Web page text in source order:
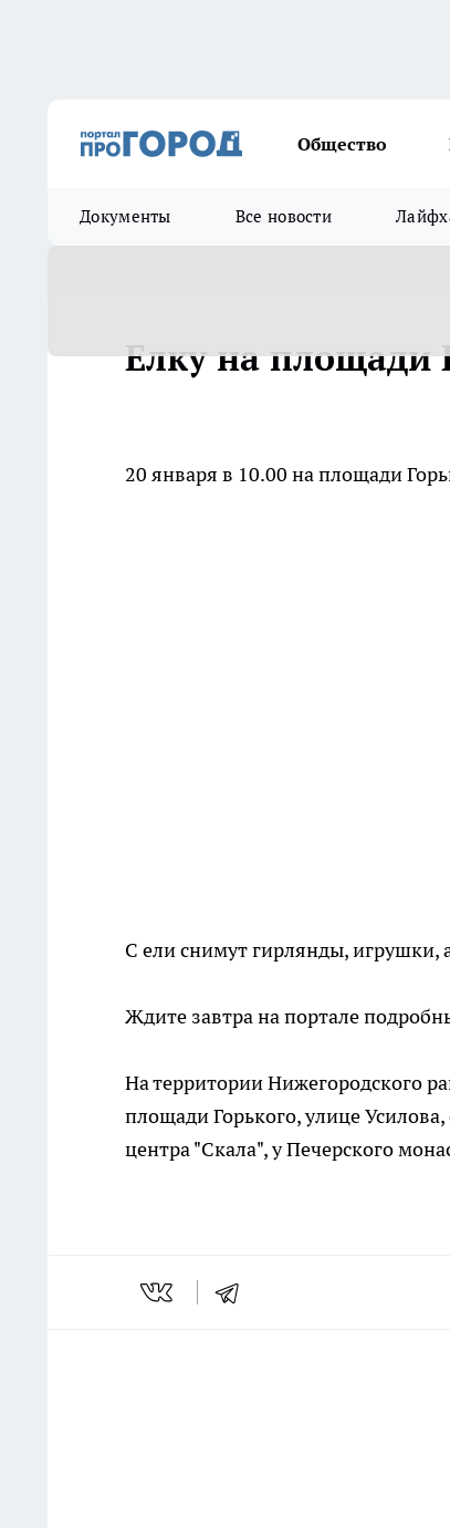
Общество
Документы Все новости
Елку на площади
20 января в 10.00 на площади
С ели снимут гирлянды, игрушки,
Ждите завтра на портале
На территории Нижегородского
площади Горького, улице
центра "Скала", у Печерского